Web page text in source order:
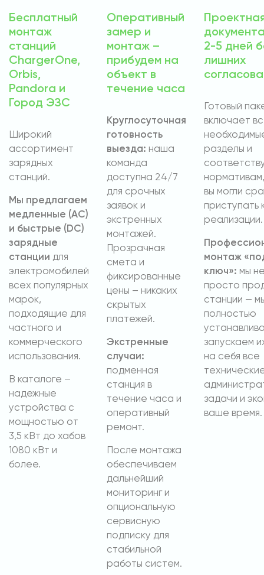
Бесплатный
монтаж
станций
ChargerOne,
Orbis,
Pandora и
Город ЭЗС
Широкий
ассортимент
зарядных
станций.
Мы предлагаем
медленные (AC)
и быстрые (DC)
зарядные
станции для
электромобилей
всех популярных
марок,
подходящие для
частного и
коммерческого
использования.
В каталоге –
надежные
устройства с
мощностью от
3,5 кВт до хабов
1080 кВт и
более.
Оперативный
замер и
монтаж –
прибудем на
объект в
течение часа
Круглосуточная
готовность
выезда: наша
команда
доступна 24/7
для срочных
заявок и
экстренных
монтажей.
Прозрачная
смета и
фиксированные
цены – никаких
скрытых
платежей.
Экстренные
случаи:
подменная
станция в
течение часа и
оперативный
ремонт.
После монтажа
обеспечиваем
дальнейший
мониторинг и
опциональную
сервисную
подписку для
стабильной
работы систем.
2-5 дней
лишних
Готовый
включает
разделы и
вы могли
приступать
реализации.
монтаж
ключ»: мы
просто
станции —
полностью
запускаем
на себя все
задачи и
ваше время.